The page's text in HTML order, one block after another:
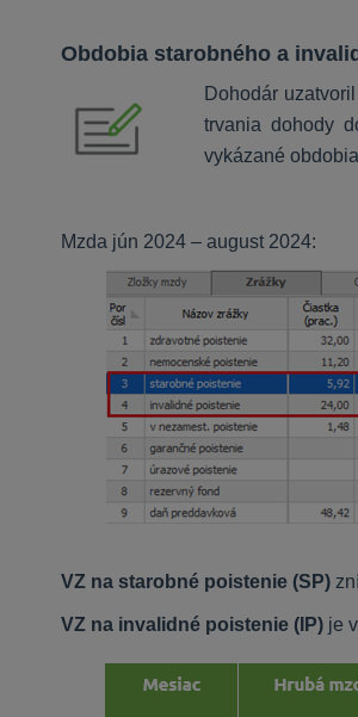
Obdobia starobného a
Dohodár
trvania dohody
vykázané
Mzda jún 2024 – august 2024:
VZ na starobné poistenie (SP)
VZ na invalidné poistenie (IP) je